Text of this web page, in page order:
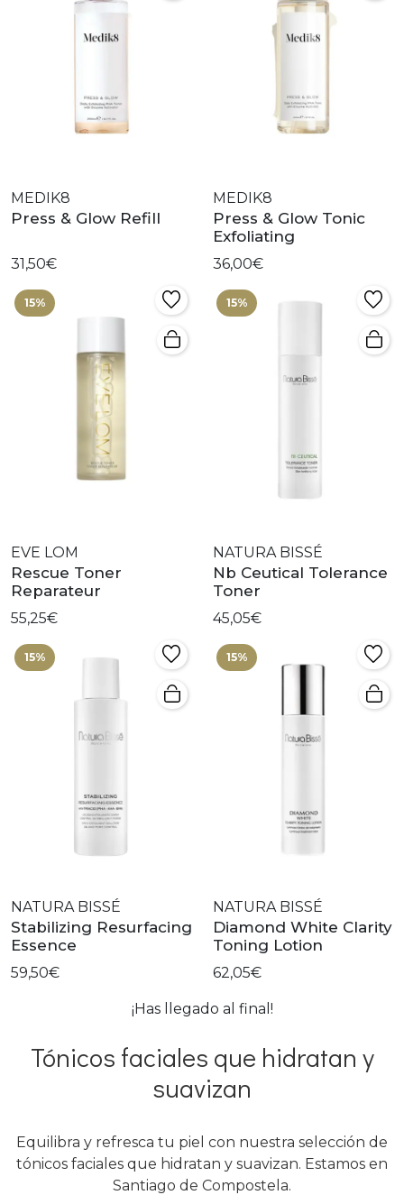
MEDIK8
Press & Glow Refill
31,50€
MEDIK8
Press & Glow Tonic
Exfoliating
36,00€
15%
EVE LOM
Rescue Toner
Reparateur
55,25€
15%
NATURA BISSÉ
Nb Ceutical Tolerance
Toner
45,05€
15%
NATURA BISSÉ
Stabilizing Resurfacing
Essence
59,50€
15%
NATURA BISSÉ
Diamond White Clarity
Toning Lotion
62,05€
¡Has llegado al final!
Tónicos faciales que hidratan y
suavizan
Equilibra y refresca tu piel con nuestra selección de
tónicos faciales que hidratan y suavizan. Estamos en
Santiago de Compostela.